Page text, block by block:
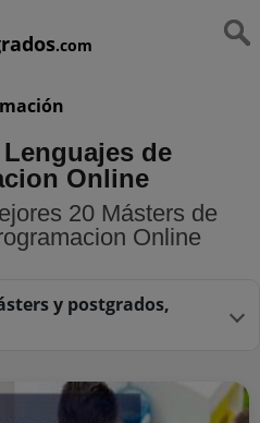
.com
de
Online
20 Másters de
Online
y postgrados,